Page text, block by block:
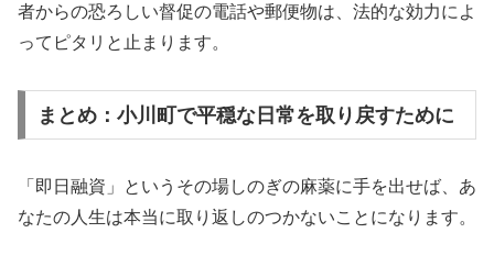
者からの恐ろしい督促の電話や郵便物は、法的な効力によ
ってピタリと止まります。
まとめ：小川町で平穏な日常を取り戻すために
「即日融資」というその場しのぎの麻薬に手を出せば、あ
なたの人生は本当に取り返しのつかないことになります。